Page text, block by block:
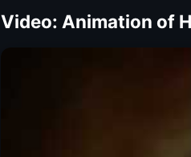
Video: Animation of